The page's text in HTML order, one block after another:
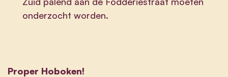
onderzocht worden.
Proper Hoboken!